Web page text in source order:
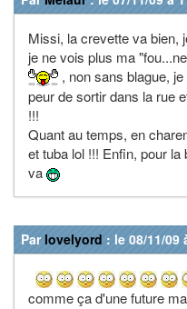
Missi, la crevette va bien,
je ne vois plus ma
, non sans blague,
peur de sortir dans la rue
!!!
Quant au temps, en
et tuba lol !!! Enfin, pour
va
Par lovelyord : le 08/11/09
comme ça d'une future